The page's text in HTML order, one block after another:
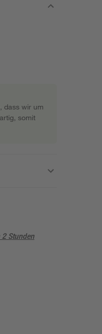
dass wir um
somit
Stunden